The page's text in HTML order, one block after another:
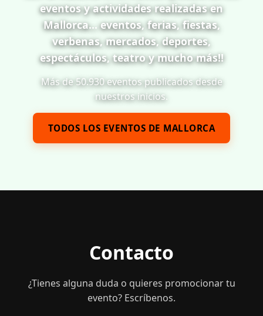
eventos y actividades realizadas en
Mallorca... eventos, ferias, fiestas,
verbenas, mercados, deportes,
espectáculos, teatro y mucho más!!
Más de 50.930 eventos publicados desde
nuestros inicios.
TODOS LOS EVENTOS DE MALLORCA
Contacto
¿Tienes alguna duda o quieres promocionar tu
evento? Escríbenos.